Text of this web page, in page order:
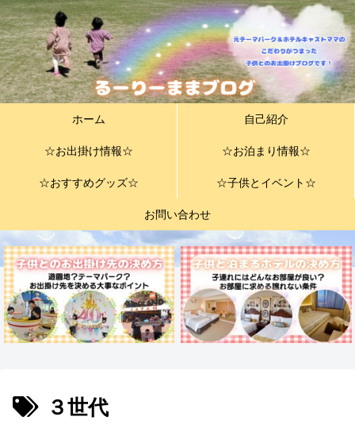
ホーム 自己紹介
☆お出掛け情報☆ ☆お泊まり情報☆
☆おすすめグッズ☆ ☆子供とイベント☆
お問い合わせ
３世代